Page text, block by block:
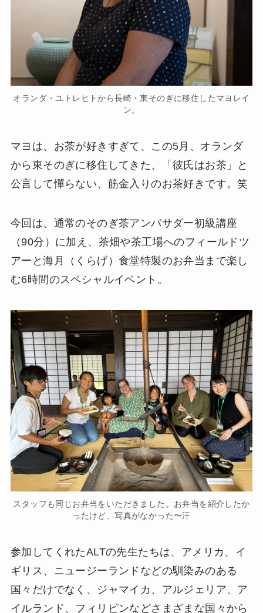
オランダ・ユトレヒトから長崎・東そのぎに移住したマヨレイ
ン。
マヨは、お茶が好きすぎて、この5月、オランダ
から東そのぎに移住してきた、「彼氏はお茶」と
公言して憚らない、筋金入りのお茶好きです。笑
今回は、通常のそのぎ茶アンバサダー初級講座
（90分）に加え、茶畑や茶工場へのフィールドツ
アーと海月（くらげ）食堂特製のお弁当まで楽し
む6時間のスペシャルイベント。
スタッフも同じお弁当をいただきました。お弁当を紹介したか
ったけど、写真がなかった〜汗
参加してくれたALTの先生たちは、アメリカ、イ
ギリス、ニュージーランドなどの馴染みのある
国々だけでなく、ジャマイカ、アルジェリア、ア
イルランド、フィリピンなどさまざまな国々から